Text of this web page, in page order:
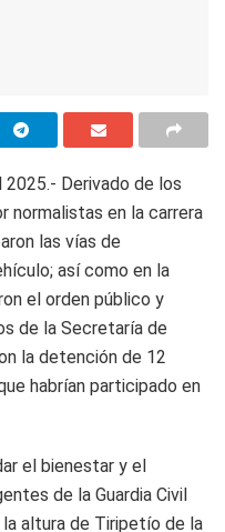
2025.- Derivado de los
en la carrera
las vías de
así como en la
el orden público y
de la Secretaría de
la detención de 12
habrían participado en
el bienestar y el
de la Guardia Civil
altura de Tiripetío de la